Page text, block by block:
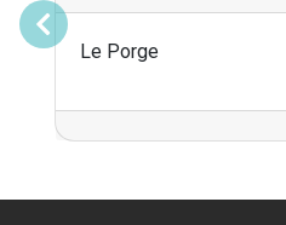
Le Porge